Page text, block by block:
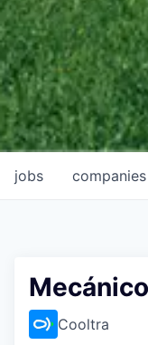
jobs companies
Cooltra